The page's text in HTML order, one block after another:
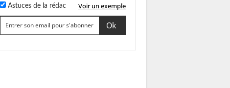
Astuces de la rédac Voir un exemple